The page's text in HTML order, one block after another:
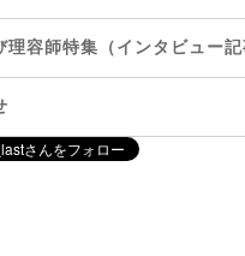
理容師特集（インタビュー記